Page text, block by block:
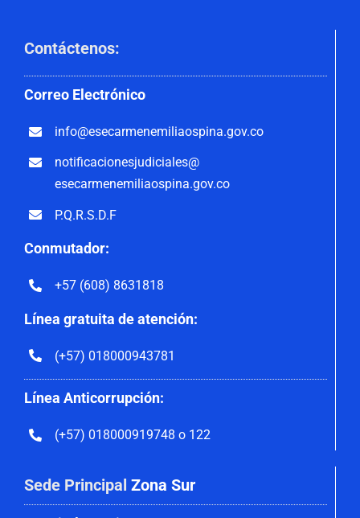
Contáctenos:
Correo Electrónico
info@esecarmenemiliaospina.gov.co
notificacionesjudiciales@
esecarmenemiliaospina.gov.co
P.Q.R.S.D.F
Conmutador:
+57 (608) 8631818
Línea gratuita de atención:
(+57) 018000943781
Línea Anticorrupción:
(+57) 018000919748 o 122
Sede Principal Zona Sur